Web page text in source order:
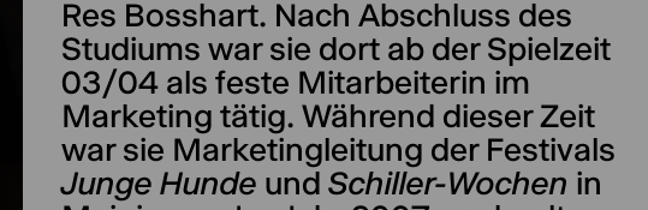
Res Bosshart. Nach Abschluss des
Studiums war sie dort ab der Spielzeit
03/04 als feste Mitarbeiterin im
Marketing tätig. Während dieser Zeit
war sie Marketingleitung der Festivals
Junge Hunde und Schiller-Wochen in